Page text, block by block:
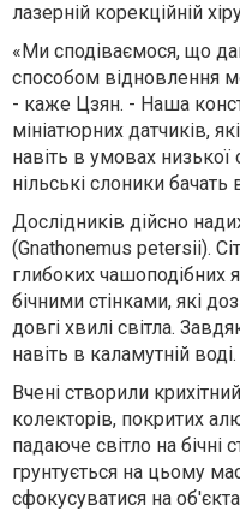
лазерній корекційній
«Ми сподіваємося, що
способом відновлення
- каже Цзян. - Наша
мініатюрних датчиків,
навіть в умовах низької
нільські слоники
Дослідників дійсно
(Gnathonemus petersii).
глибоких чашоподібних
бічними стінками, які
довгі хвилі світла.
навіть в каламутній воді.
Вчені створили
колекторів, покритих
падаюче світло на бічні
грунтується на цьому
сфокусуватися на